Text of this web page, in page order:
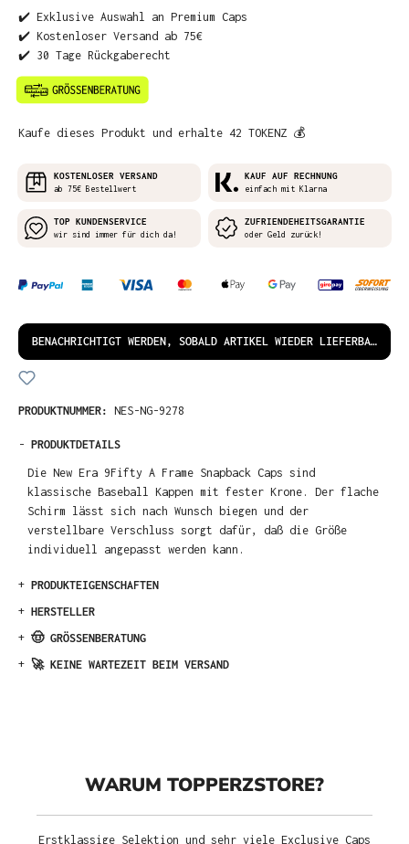
✔️ Exklusive Auswahl an Premium Caps
✔️ Kostenloser Versand ab 75€
✔️ 30 Tage Rückgaberecht
Kaufe dieses Produkt und erhalte 42 TOKENZ 💰
KOSTENLOSER VERSAND
ab 75€ Bestellwert
KAUF AUF RECHNUNG
einfach mit Klarna
TOP KUNDENSERVICE
wir sind immer für dich da!
ZUFRIENDEHEITSGARANTIE
oder Geld zurück!
BENACHRICHTIGT WERDEN, SOBALD ARTIKEL WIEDER LIEFERBAR IST!
PRODUKTNUMMER: NES-NG-9278
- PRODUKTDETAILS
Die New Era 9Fifty A Frame Snapback Caps sind
klassische Baseball Kappen mit fester Krone. Der flache
Schirm lässt sich nach Wunsch biegen und der
verstellbare Verschluss sorgt dafür, daß die Größe
individuell angepasst werden kann.
+ PRODUKTEIGENSCHAFTEN
+ HERSTELLER
+ 🤠 GRÖSSENBERATUNG
+ 🚀 KEINE WARTEZEIT BEIM VERSAND
WARUM TOPPERZSTORE?
Erstklassige Selektion und sehr viele Exclusive Caps